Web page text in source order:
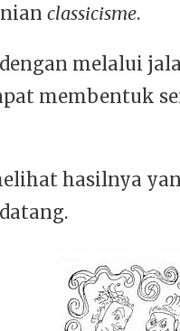
classicisme.
melalui
membentuk
hasilnya